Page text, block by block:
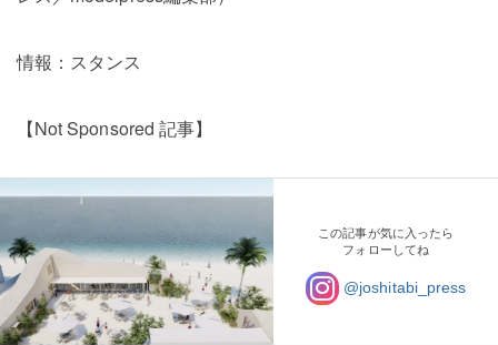
情報：スタンス
【Not Sponsored 記事】
この記事が気に入ったら
フォローしてね
@joshitabi_press